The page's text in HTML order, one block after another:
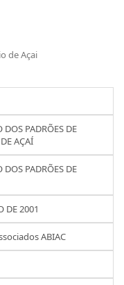
de Açai
PADRÕES DE
AÇAÍ
PADRÕES DE
DE 2001
ABIAC